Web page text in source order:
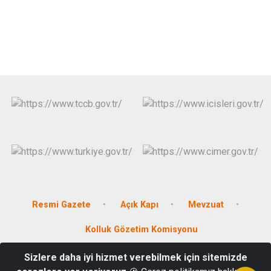
Resmi Gazete Açık Kapı Mevzuat
Kolluk Gözetim Komisyonu
T.C. AKYAKA KAYMAKAMLIĞI
Sizlere daha iyi hizmet verebilmek için sitemizde